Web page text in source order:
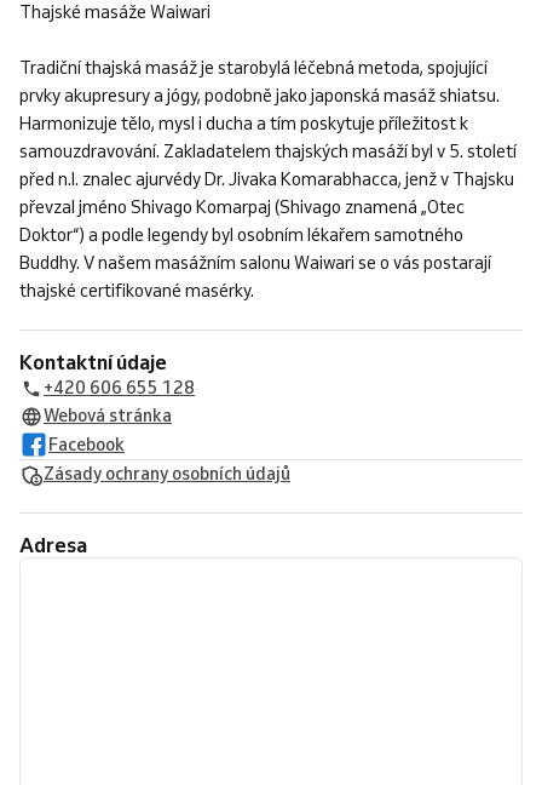
Thajské masáže Waiwari
Tradiční thajská masáž je starobylá léčebná metoda, spojující
prvky akupresury a jógy, podobně jako japonská masáž shiatsu.
Harmonizuje tělo, mysl i ducha a tím poskytuje příležitost k
samouzdravování. Zakladatelem thajských masáží byl v 5. století
před n.l. znalec ajurvédy Dr. Jivaka Komarabhacca, jenž v Thajsku
převzal jméno Shivago Komarpaj (Shivago znamená „Otec
Doktor“) a podle legendy byl osobním lékařem samotného
Buddhy. V našem masážním salonu Waiwari se o vás postarají
thajské certifikované masérky.
Kontaktní údaje
+420 606 655 128
Webová stránka
Facebook
Zásady ochrany osobních údajů
Adresa